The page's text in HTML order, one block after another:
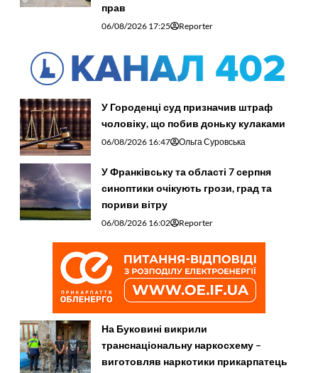
прав
06/08/2026 17:25 Reporter
У Городенці суд призначив штраф
чоловіку, що побив доньку кулаками
06/08/2026 16:47 Ольга Суровська
У Франківську та області 7 серпня
синоптики очікують грози, град та
пориви вітру
06/08/2026 16:02 Reporter
На Буковині викрили
транснаціональну наркосхему –
виготовляв наркотики прикарпатець